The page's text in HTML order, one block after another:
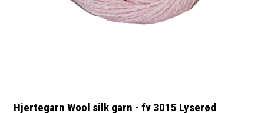
Hjertegarn Wool silk garn - fv 3015 Lyserød